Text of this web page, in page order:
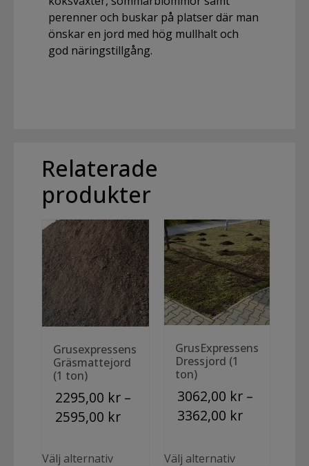
perenner och buskar på platser där man
önskar en jord med hög mullhalt och
god näringstillgång.
Relaterade
produkter
Grusexpressens
Gräsmattejord
(1 ton)
2295,00 kr –
2595,00 kr
Välj alternativ
GrusExpressens
Dressjord (1
ton)
3062,00 kr –
3362,00 kr
Välj alternativ